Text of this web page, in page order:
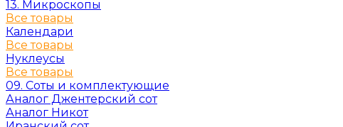
13. Микроскопы
Все товары
Календари
Все товары
Нуклеусы
Все товары
09. Соты и комплектующие
Аналог Джентерский сот
Аналог Никот